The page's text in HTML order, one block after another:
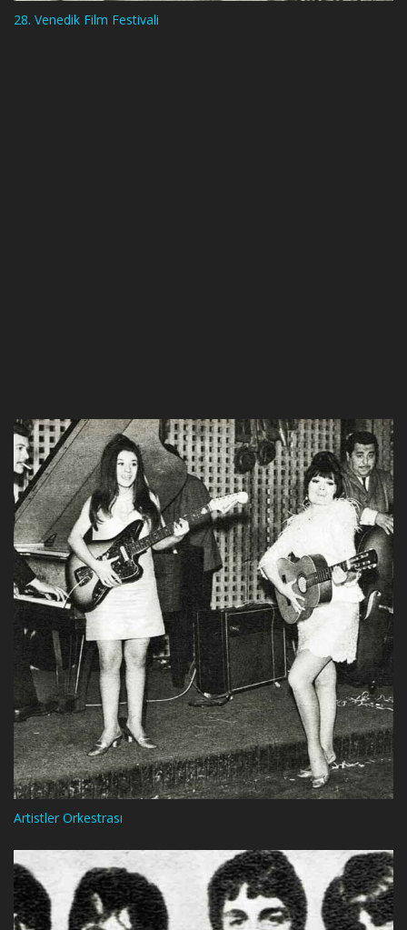
28. Venedik Film Festivali
Artistler Orkestrası